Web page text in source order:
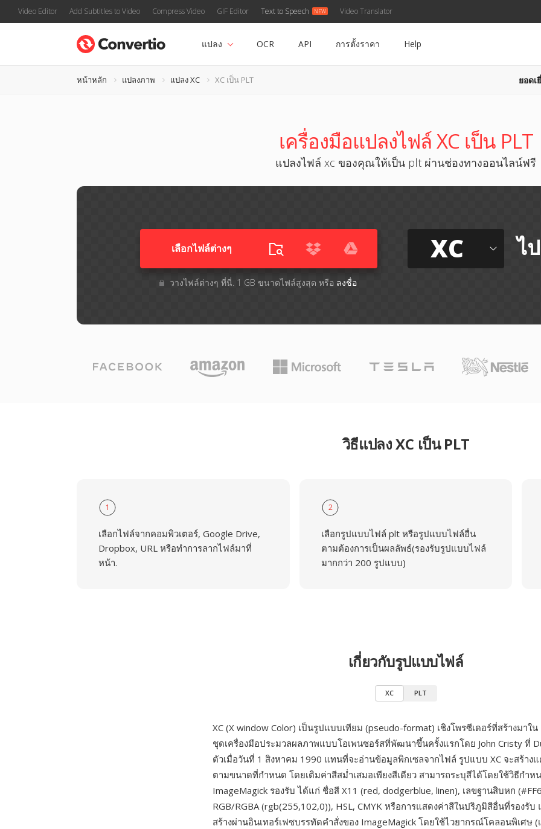
Video Editor Add Subtitles to Video Compress Video GIF Editor Text to Speech Video Translator
แปลง OCR API การตั้งราคา Help
หน้าหลัก แปลงภาพ แปลง XC XC เป็น PLT ยอดเ
เครื่องมือแปลงไฟล์ XC เป็น PLT
แปลงไฟล์ xc ของคุณให้เป็น plt ผ่านช่องทางออนไลน์ฟรี
เลือกไฟล์ต่างๆ​
วางไฟล์ต่างๆ​ ที่นี่. 1 GB ขนาดไฟล์สูงสุด หรือ ลงชื่อ
XC ไ
วิธีแปลง XC เป็น PLT
1
เลือกไฟล์จากคอมพิวเตอร์, Google Drive,
Dropbox, URL หรือทำการลากไฟล์มาที่
หน้า.
2
เลือกรูปแบบไฟล์ plt หรือรูปแบบไฟล์อื่น
ตามต้องการเป็นผลลัพธ์(รองรับรูปแบบไฟล์
มากกว่า 200 รูปแบบ)
เกี่ยวกับรูปแบบไฟล์
XC PLT
XC (X window Color) เป็นรูปแบบเทียม (pseudo-format) เชิงโพรซีเดอร์ที่สร้างมาใน
ชุดเครื่องมือประมวลผลภาพแบบโอเพนซอร์สที่พัฒนาขึ้นครั้งแรกโดย John Cristy ที่
ตัวเมื่อวันที่ 1 สิงหาคม 1990 แทนที่จะอ่านข้อมูลพิกเซลจากไฟล์ รูปแบบ XC จะสร้าง
ตามขนาดที่กำหนด โดยเติมค่าสีสม่ำเสมอเพียงสีเดียว สามารถระบุสีได้โดยใช้วิธีกำห
ImageMagick รองรับ ได้แก่ ชื่อสี X11 (red, dodgerblue, linen), เลขฐานสิบหก
RGB/RGBA (rgb(255,102,0)), HSL, CMYK หรือการแสดงค่าสีในปริภูมิสีอื่นที่รองรับ
สร้างผ่านอินเทอร์เฟซบรรทัดคำสั่งของ ImageMagick โดยใช้ไวยากรณ์โคลอนพิเศษ